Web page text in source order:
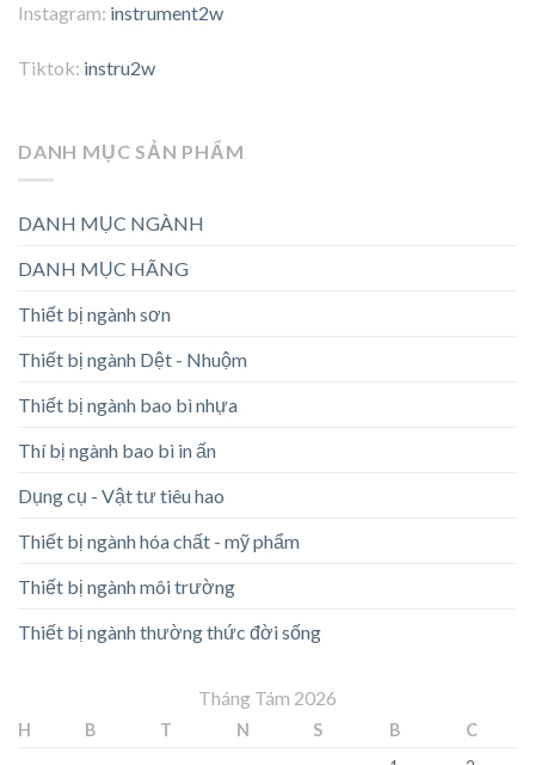
Instagram: instrument2w
Tiktok: instru2w
DANH MỤC SẢN PHẨM
DANH MỤC NGÀNH
DANH MỤC HÃNG
Thiết bị ngành sơn
Thiết bị ngành Dệt - Nhuộm
Thiết bị ngành bao bì nhựa
Thí bị ngành bao bì in ấn
Dụng cụ - Vật tư tiêu hao
Thiết bị ngành hóa chất - mỹ phẩm
Thiết bị ngành môi trường
Thiết bị ngành thường thức đời sống
Tháng Tám 2026
H B T N S B
C